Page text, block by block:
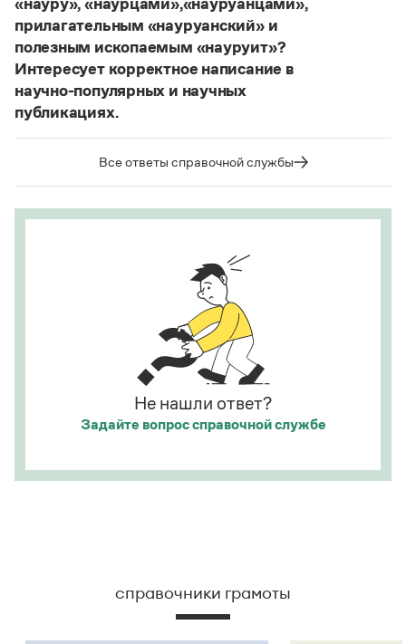
«науру», «наурцами»,«науруанцами»,
прилагательным «науруанский» и
полезным ископаемым «науруит»?
Интересует корректное написание в
научно-популярных и научных
публикациях.
Изменение касается только официального
названия государства. Все остальные слова,
быть использованы в любых текстах. Здесь
на скользкую дорожку, уводящую в бездну
острейших дискуссий), что в русском языке
осталось прилагательноебелорусский
официальное название государства изменилось
Республика Беларусь. Имолдаване
молдаванами , когда государство
официально сталоМолдовой.
Страница ответа
Все ответы справочной службы
Не нашли ответ?
Задайте вопроссправочной службе
справочники грамоты